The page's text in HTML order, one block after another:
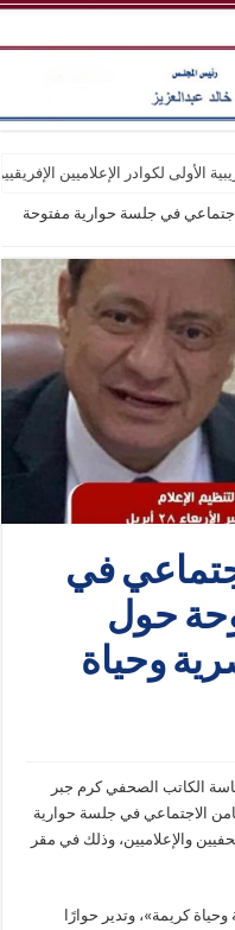
الأولى لكوادر الإعلاميين
في جلسة حوارية مفتوحة
في
حول
وحياة
الكاتب الصحفي كرم جبر
التضامن الاجتماعي في جلسة حوارية
والإعلاميين، وذلك في مقر
كريمة»، وتدير حوارًا